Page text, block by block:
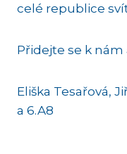
celé republice
Přidejte se k nám
Eliška Tesařová,
a 6.A8